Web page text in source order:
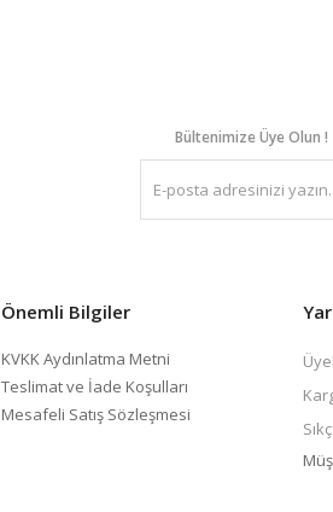
Bültenimize Üye Olun
Önemli Bilgiler
KVKK Aydınlatma Metni
Teslimat ve İade Koşulları
Mesafeli Satış Sözleşmesi